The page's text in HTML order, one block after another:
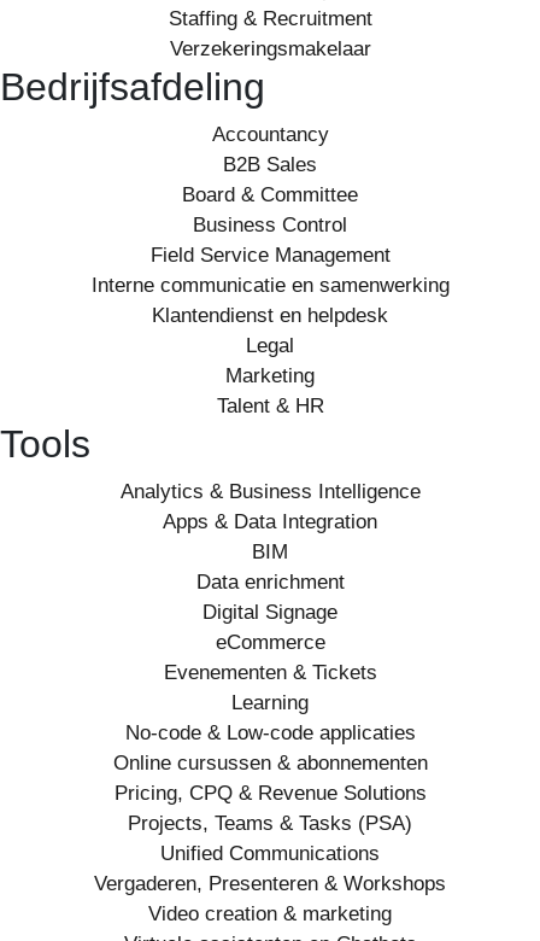
Staffing & Recruitment
Verzekeringsmakelaar
Bedrijfsafdeling
Accountancy
B2B Sales
Board & Committee
Business Control
Field Service Management
Interne communicatie en samenwerking
Klantendienst en helpdesk
Legal
Marketing
Talent & HR
Tools
Analytics & Business Intelligence
Apps & Data Integration
BIM
Data enrichment
Digital Signage
eCommerce
Evenementen & Tickets
Learning
No-code & Low-code applicaties
Online cursussen & abonnementen
Pricing, CPQ & Revenue Solutions
Projects, Teams & Tasks (PSA)
Unified Communications
Vergaderen, Presenteren & Workshops
Video creation & marketing